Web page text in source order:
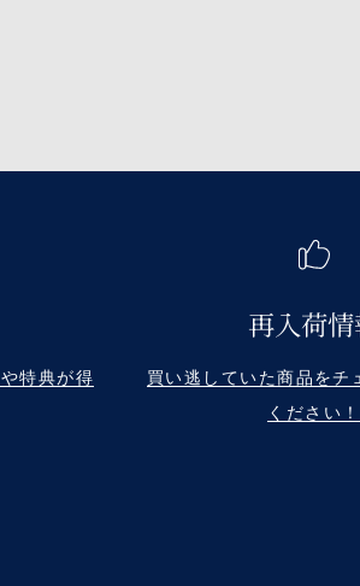
特典が得
再入荷
買い逃していた商品をチ
ください！